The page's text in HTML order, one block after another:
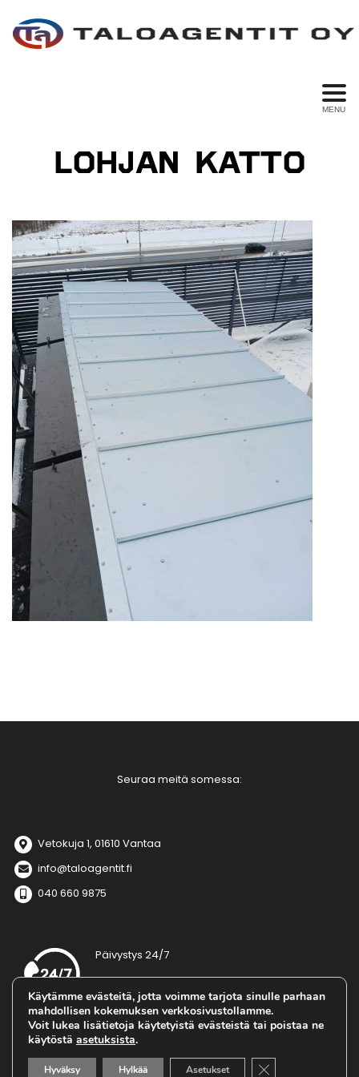
MENU
LOHJAN KATTO
Seuraa meitä somessa:
Vetokuja 1, 01610 Vantaa
info@taloagentit.fi
040 660 9875
Päivystys 24/7
Tarjoamme sopimusasiakkaillemme
ympärivuorokautisen päivystyksen ilman
erillistä kiinteistökohtaista veloitusta.
Päivystysnumero:
Käytämme evästeitä, jotta voimme tarjota sinulle parhaan
mahdollisen kokemuksen verkkosivustollamme.
Voit lukea lisätietoja käytetyistä evästeistä tai poistaa ne
käytöstä asetuksista.
Hyväksy Hylkää Asetukset Sulje evästebanneri